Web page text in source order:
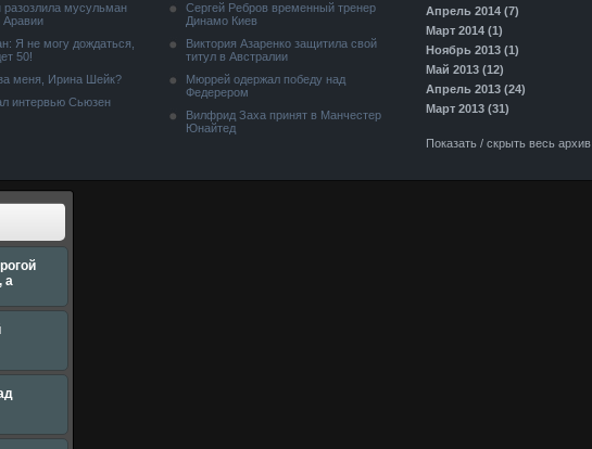
разозлила мусульман
Аравии
Я не могу дождаться,
50!
меня, Ирина Шейк?
интервью Сьюзен
Сергей Ребров временный тренер
Динамо Киев
Виктория Азаренко защитила свой
титул в Австралии
Мюррей одержал победу над
Федерером
Вилфрид Заха принят в Манчестер
Юнайтед
Апрель 2014 (7)
Март 2014 (1)
Ноябрь 2013 (1)
Май 2013 (12)
Апрель 2013 (24)
Март 2013 (31)
Показать / скрыть весь архив
а